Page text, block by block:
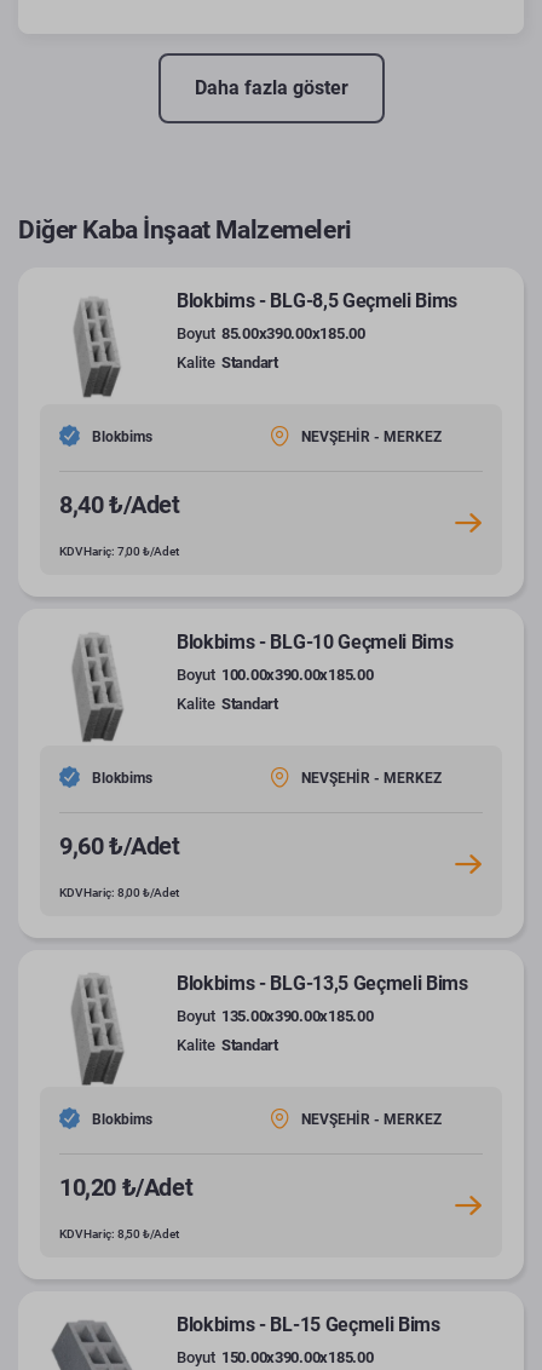
Daha fazla göster
Diğer Kaba İnşaat Malzemeleri
Blokbims - BLG-8,5 Geçmeli Bims
Boyut 85.00x390.00x185.00
Kalite Standart
Blokbims NEVŞEHİR - MERKEZ
8,40 ₺/Adet
KDV Hariç: 7,00 ₺/Adet
Blokbims - BLG-10 Geçmeli Bims
Boyut 100.00x390.00x185.00
Kalite Standart
Blokbims NEVŞEHİR - MERKEZ
9,60 ₺/Adet
KDV Hariç: 8,00 ₺/Adet
Blokbims - BLG-13,5 Geçmeli Bims
Boyut 135.00x390.00x185.00
Kalite Standart
Blokbims NEVŞEHİR - MERKEZ
10,20 ₺/Adet
KDV Hariç: 8,50 ₺/Adet
Blokbims - BL-15 Geçmeli Bims
Boyut 150.00x390.00x185.00